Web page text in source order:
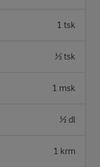
1 tsk
½ tsk
1 msk
½ dl
1 krm